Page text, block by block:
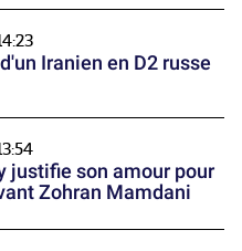
Iranien en D2 russe
justifie son amour pour
Zohran Mamdani